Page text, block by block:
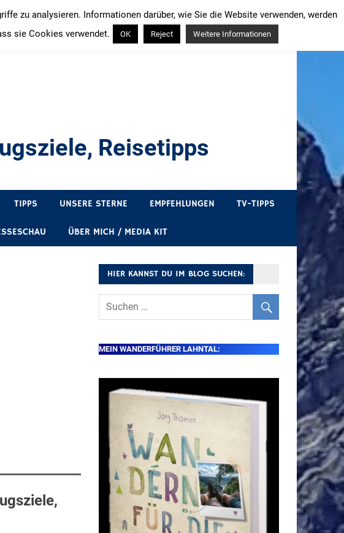
Reisetipps
TIPPS UNSERE STERNE EMPFEHLUNGEN TV-TIPPS
ÜBER MICH / MEDIA KIT
HIER KANNST DU IM BLOG SUCHEN:
MEIN WANDERFÜHRER LAHNTAL:
zu analysieren. Informationen darüber, wie Sie die Website verwenden, werden
sie Cookies verwendet.
OK Reject Weitere Informationen